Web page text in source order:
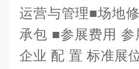
运营与管理■场地
承包 ■参展费用
企业 配 置 标准展